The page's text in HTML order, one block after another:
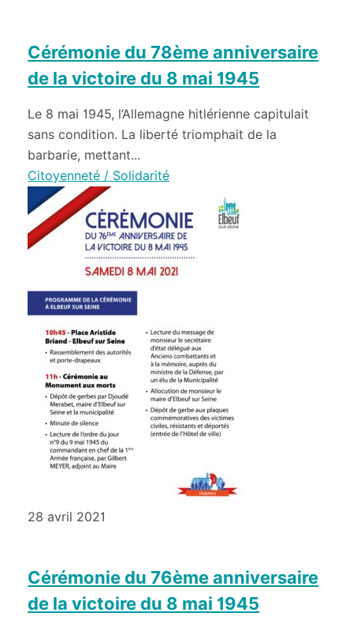
Cérémonie du 78ème anniversaire
de la victoire du 8 mai 1945
Le 8 mai 1945, l’Allemagne hitlérienne capitulait
sans condition. La liberté triomphait de la
barbarie, mettant...
Citoyenneté / Solidarité
28 avril 2021
Cérémonie du 76ème anniversaire
de la victoire du 8 mai 1945